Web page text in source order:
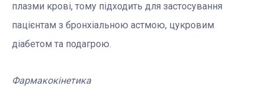
плазми крові, тому підходить для застосування
пацієнтам з бронхіальною астмою, цукровим
діабетом та подагрою.
Фармакокінетика